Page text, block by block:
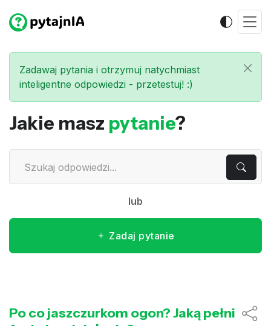
Zadawaj pytania i otrzymuj natychmiast
inteligentne odpowiedzi - przetestuj! :)
Jakie masz pytanie?
lub
Zadaj pytanie
Po co jaszczurkom ogon? Jaką pełni